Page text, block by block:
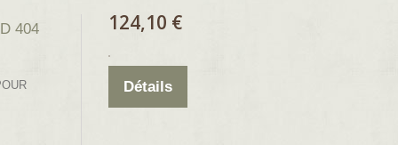
404 124,10 €
Détails